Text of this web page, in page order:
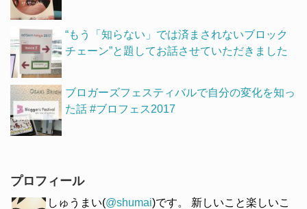
“もう「知らない」では済まされないブロック
チェーン”と題してお話させていただきました
ブロガーズフェスティバルで自分の変化を知っ
た話 #ブロフェス2017
プロフィール
しゅうまい(@shumai)です。 新しいこと楽しいこ